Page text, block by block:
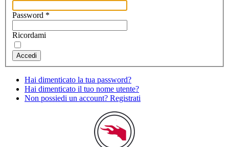
Password *
Ricordami
Accedi
Hai dimenticato la tua password?
Hai dimenticato il tuo nome utente?
Non possiedi un account? Registrati